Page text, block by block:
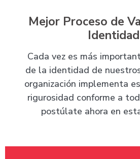
Mejor Proceso de
Identidad
Cada vez es más
de la identidad de
organización implementa
rigurosidad conforme a
postúlate ahora en